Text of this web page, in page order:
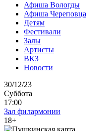
Афиша Вологды
Афиша Череповца
Детям
Фестивали
Залы
Артисты
ВКЗ
Новости
30/12/23
Суббота
17:00
Зал филармонии
18+